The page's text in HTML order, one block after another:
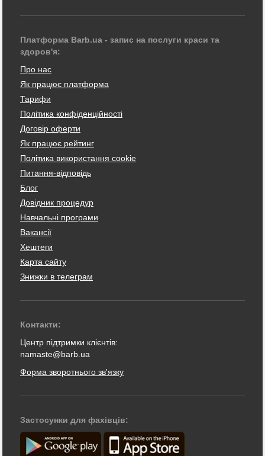
Платформа Barb.ua - запис на послуги краси та
здоров'я:
Про нас
Як працює платформа
Тарифи
Політика конфіденційності
Договір оферти
Як працює рейтинг
Політика використання cookie
Питання-відповідь
Блог
Довідник процедур
Навчальні програми
Вакансії
Хештеги
Карта сайту
Знижки в телеграм
Контакти:
Центр підтримки клієнтів:
namaste@barb.ua
Форма зворотнього зв'язку
Застосунки для фахівців: